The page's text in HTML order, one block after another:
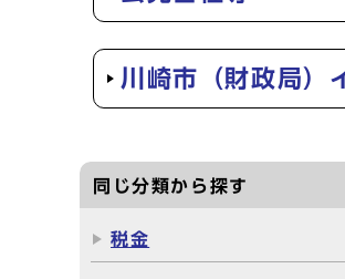
川崎市（財政局）
同じ分類から探す
税金